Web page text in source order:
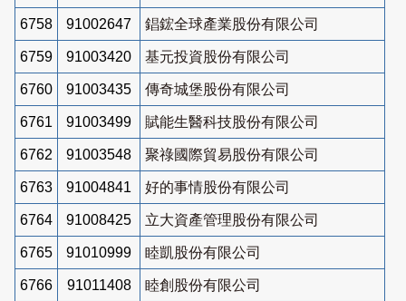
6758 91002647 錩鋐全球產業股份有限公司
6759 91003420 基元投資股份有限公司
6760 91003435 傳奇城堡股份有限公司
6761 91003499 賦能生醫科技股份有限公司
6762 91003548 聚祿國際貿易股份有限公司
6763 91004841 好的事情股份有限公司
6764 91008425 立大資產管理股份有限公司
6765 91010999 睦凱股份有限公司
6766 91011408 睦創股份有限公司